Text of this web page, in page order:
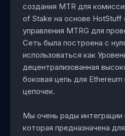
создания MTR для
of Stake на основе HotStuff
управления MTRG для
Сеть была построена с
использоваться как
децентрализованная
боковая цепь для Ethereum
цепочек.
Мы очень рады интеграции
которая предназначена